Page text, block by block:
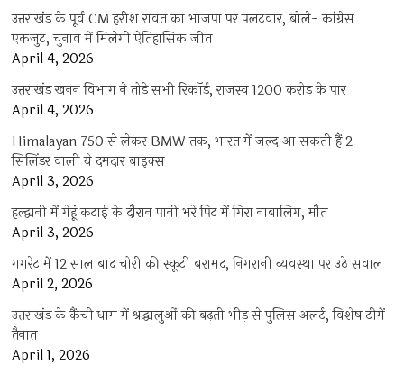
उत्तराखंड के पूर्व CM हरीश रावत का भाजपा पर पलटवार, बोले- कांग्रेस
एकजुट, चुनाव में मिलेगी ऐतिहासिक जीत
April 4, 2026
उत्तराखंड खनन विभाग ने तोड़े सभी रिकॉर्ड, राजस्व 1200 करोड़ के पार
April 4, 2026
Himalayan 750 से लेकर BMW तक, भारत में जल्द आ सकती हैं 2-
सिलिंडर वाली ये दमदार बाइक्स
April 3, 2026
हल्द्वानी में गेहूं कटाई के दौरान पानी भरे पिट में गिरा नाबालिग, मौत
April 3, 2026
गगरेट में 12 साल बाद चोरी की स्कूटी बरामद, निगरानी व्यवस्था पर उठे सवाल
April 2, 2026
उत्तराखंड के कैंची धाम में श्रद्धालुओं की बढ़ती भीड़ से पुलिस अलर्ट, विशेष टीमें
तैनात
April 1, 2026